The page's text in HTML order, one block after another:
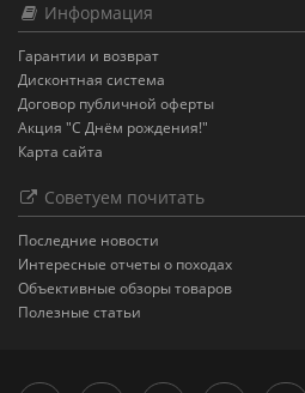
Информация
Гарантии и возврат
Дисконтная система
Договор публичной оферты
Акция "С Днём рождения!"
Карта сайта
Советуем почитать
Последние новости
Интересные отчеты о походах
Объективные обзоры товаров
Полезные статьи